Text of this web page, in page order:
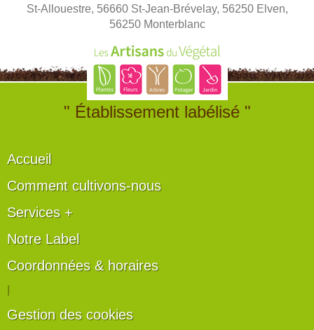
St-Allouestre, 56660 St-Jean-Brévelay, 56250 Elven,
56250 Monterblanc
" Établissement labélisé "
Accueil
Comment cultivons-nous
Services +
Notre Label
Coordonnées & horaires
Gestion des cookies